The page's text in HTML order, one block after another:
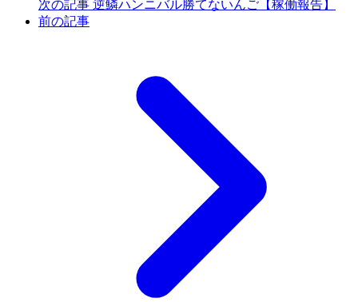
次の記事 逆鱗ハンニバル勝てないんご【稼働報告】
前の記事